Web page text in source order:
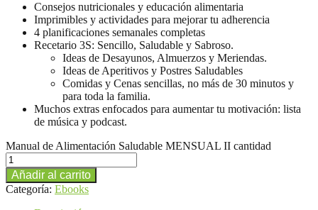
Consejos nutricionales y educación alimentaria
Imprimibles y actividades para mejorar tu adherencia
4 planificaciones semanales completas
Recetario 3S: Sencillo, Saludable y Sabroso.
Ideas de Desayunos, Almuerzos y Meriendas.
Ideas de Aperitivos y Postres Saludables
Comidas y Cenas sencillas, no más de 30 minutos y
para toda la familia.
Muchos extras enfocados para aumentar tu motivación: lista
de música y podcast.
Manual de Alimentación Saludable MENSUAL II cantidad
Añadir al carrito
Categoría: Ebooks